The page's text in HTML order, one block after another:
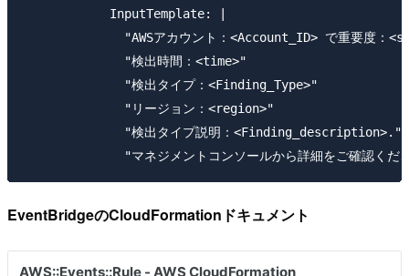
            InputTemplate: |
"AWSアカウント：<Account_ID> で重要度：
              "検出時間：<time>"
              "検出タイプ：<Finding_Type>"
              "リージョン：<region>"
              "検出タイプ説明：<Finding_description>."
EventBridgeのCloudFormationドキュメント